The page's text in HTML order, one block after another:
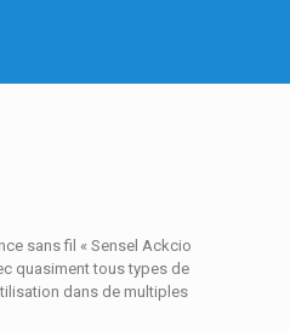
sans fil « Sensel Ackcio
quasiment tous types de
dans de multiples